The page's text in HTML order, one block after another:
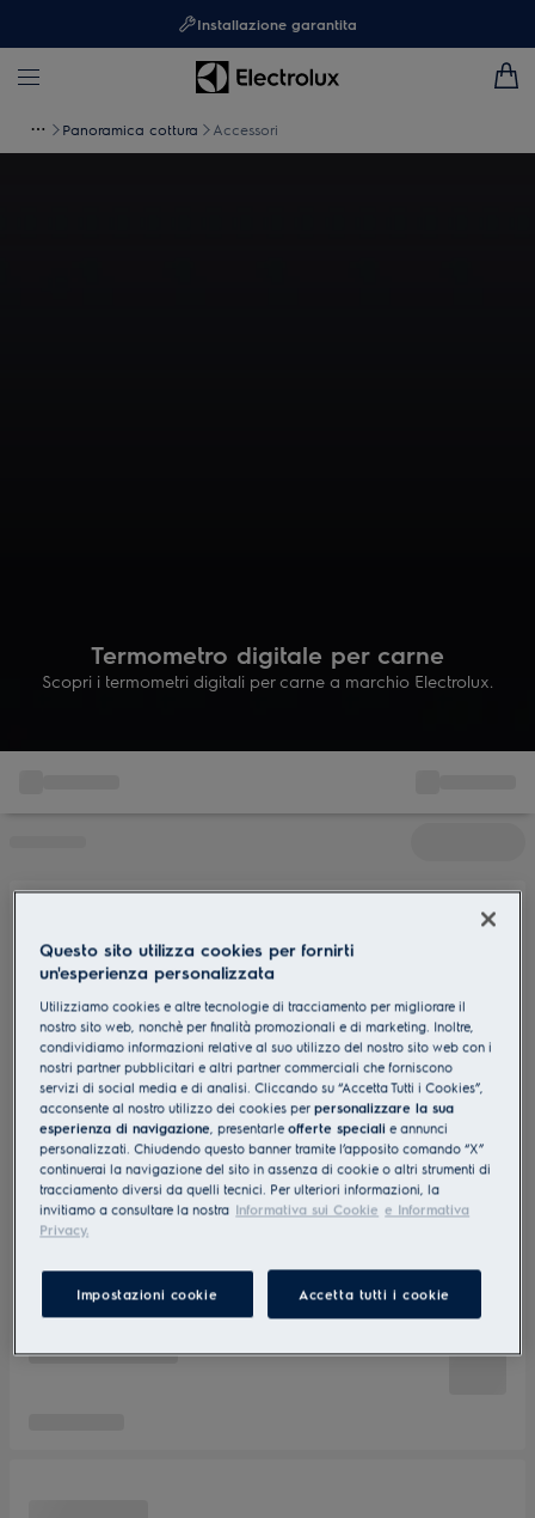
Installazione garantita
Panoramica cottura Accessori
Termometro digitale per carne
Scopri i termometri digitali per carne a marchio Electrolux.
Questo sito utilizza cookies per fornirti
un'esperienza personalizzata
Utilizziamo cookies e altre tecnologie di tracciamento per migliorare il
nostro sito web, nonchè per finalità promozionali e di marketing. Inoltre,
condividiamo informazioni relative al suo utilizzo del nostro sito web con i
nostri partner pubblicitari e altri partner commerciali che forniscono
servizi di social media e di analisi. Cliccando su “Accetta Tutti i Cookies”,
acconsente al nostro utilizzo dei cookies perpersonalizzare la sua
esperienza di navigazione, presentarleofferte speciali e annunci
personalizzati. Chiudendo questo banner tramite l’apposito comando “X”
continuerai la navigazione del sito in assenza di cookie o altri strumenti di
tracciamento diversi da quelli tecnici. Per ulteriori informazioni, la
invitiamo a consultare la nostra Informativa sui Cookie e Informativa
Privacy.
Impostazioni cookie Accetta tutti i cookie